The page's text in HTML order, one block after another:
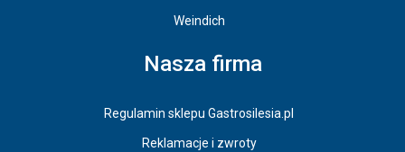
Weindich
Nasza firma
Regulamin sklepu Gastrosilesia.pl
Reklamacje i zwroty